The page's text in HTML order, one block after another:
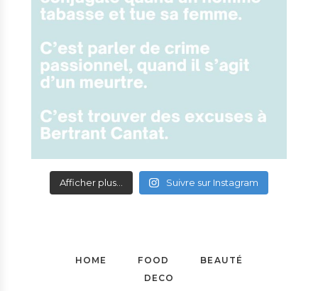
Afficher plus... Suivre sur Instagram
HOME FOOD
BEAUTÉ
DECO